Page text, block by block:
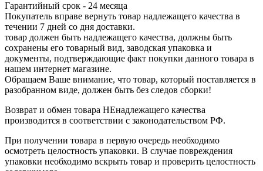
Гарантийный срок - 24 месяца
Покупатель вправе вернуть товар надлежащего качества в
течении 7 дней со дня доставки.
товар должен быть надлежащего качества, должны быть
сохранены его товарный вид, заводская упаковка и
документы, подтверждающие факт покупки данного товара в
нашем интернет магазине.
Обращаем Ваше внимание, что товар, который поставляется в
разобранном виде, должен быть без следов сборки!
Возврат и обмен товара НЕнадлежащего качества
производится в соответствии с законодательством РФ.
При получении товара в первую очередь необходимо
осмотреть целостность упаковки. В случае повреждения
упаковки необходимо вскрыть товар и проверить целостность